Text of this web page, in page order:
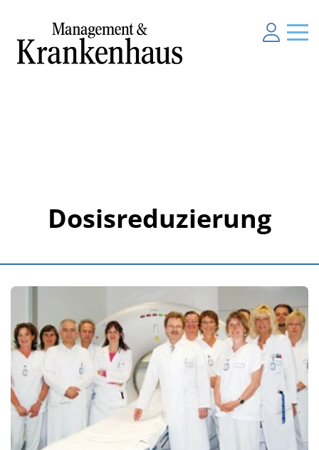
Dosisreduzierung